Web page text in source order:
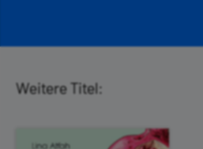
Weitere Titel: